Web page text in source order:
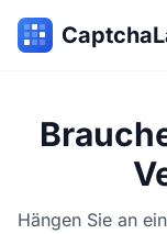
Hängen Sie an